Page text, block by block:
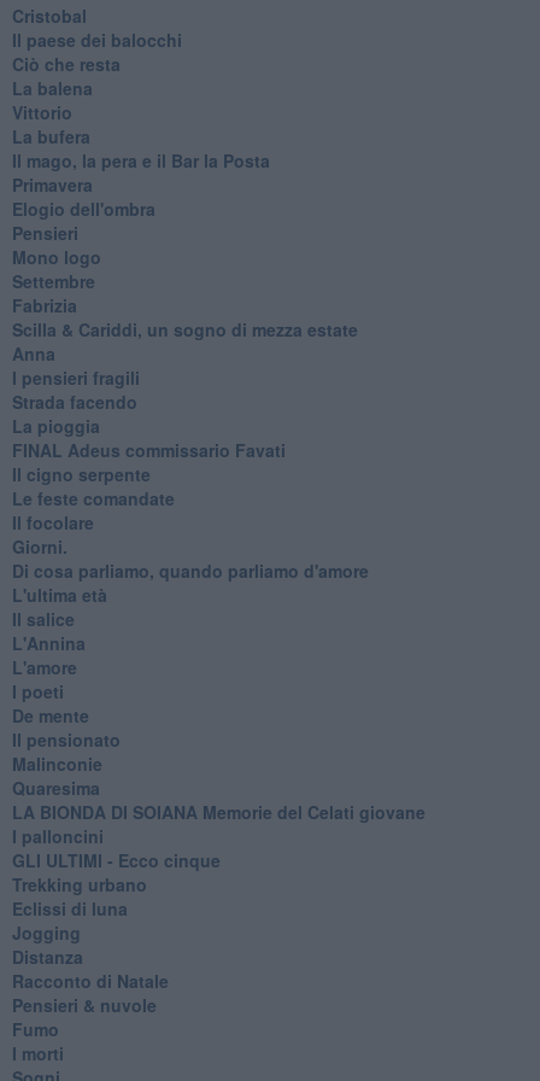
Cristobal
Il paese dei balocchi
Ciò che resta
La balena
Vittorio
La bufera
Il mago, la pera e il Bar la Posta
Primavera
Elogio dell'ombra
Pensieri
Mono logo
Settembre
Fabrizia
​Scilla & Cariddi, un sogno di mezza estate
Anna
I pensieri fragili
Strada facendo
La pioggia
FINAL Adeus commissario Favati
Il cigno serpente
Le feste comandate
Il focolare
Giorni.
Di cosa parliamo, quando parliamo d'amore
L'ultima età
Il salice
L'Annina
L'amore
I poeti
De mente
Il pensionato
Malinconie
Quaresima
LA BIONDA DI SOIANA Memorie del Celati giovane
I palloncini
GLI ULTIMI - Ecco cinque
Trekking urbano
Eclissi di luna
Jogging
Distanza
Racconto di Natale
Pensieri & nuvole
Fumo
I morti